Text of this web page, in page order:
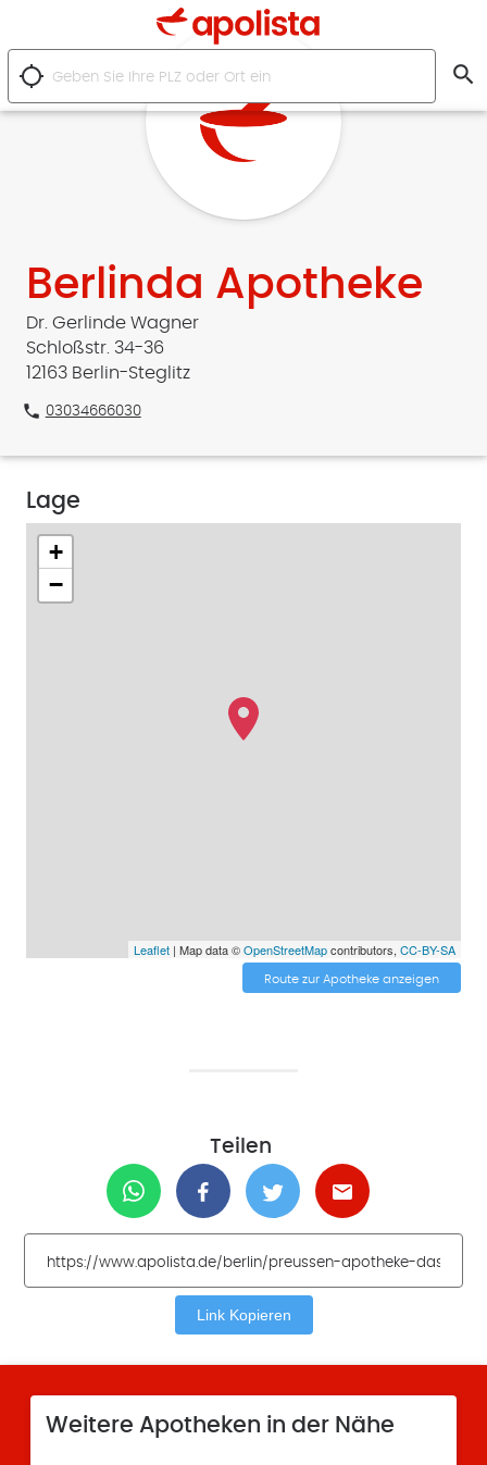
location_searching search
Berlinda Apotheke
Dr. Gerlinde Wagner
Schloßstr. 34-36
12163 Berlin-Steglitz
phone 03034666030
Lage
+
−
Leaflet| Map data ©OpenStreetMapcontributors, CC-BY-SA
Route zur Apotheke anzeigen
Teilen
Link Kopieren
Weitere Apotheken in der Nähe